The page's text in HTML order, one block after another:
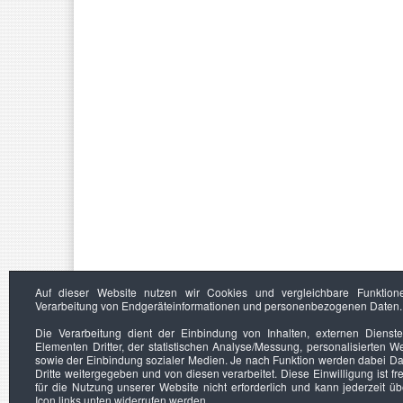
Auf dieser Website nutzen wir Cookies und vergleichbare
Verarbeitung von Endgeräteinformationen und personenbezogenen Daten.
Die Verarbeitung dient der Einbindung von Inhalten, externen
Elementen Dritter, der statistischen Analyse/Messung, personalisierten
sowie der Einbindung sozialer Medien. Je nach Funktion werden dabei
Dritte weitergegeben und von diesen verarbeitet. Diese Einwilligung ist
für die Nutzung unserer Website nicht erforderlich und kann jederzeit
Icon links unten widerrufen werden.